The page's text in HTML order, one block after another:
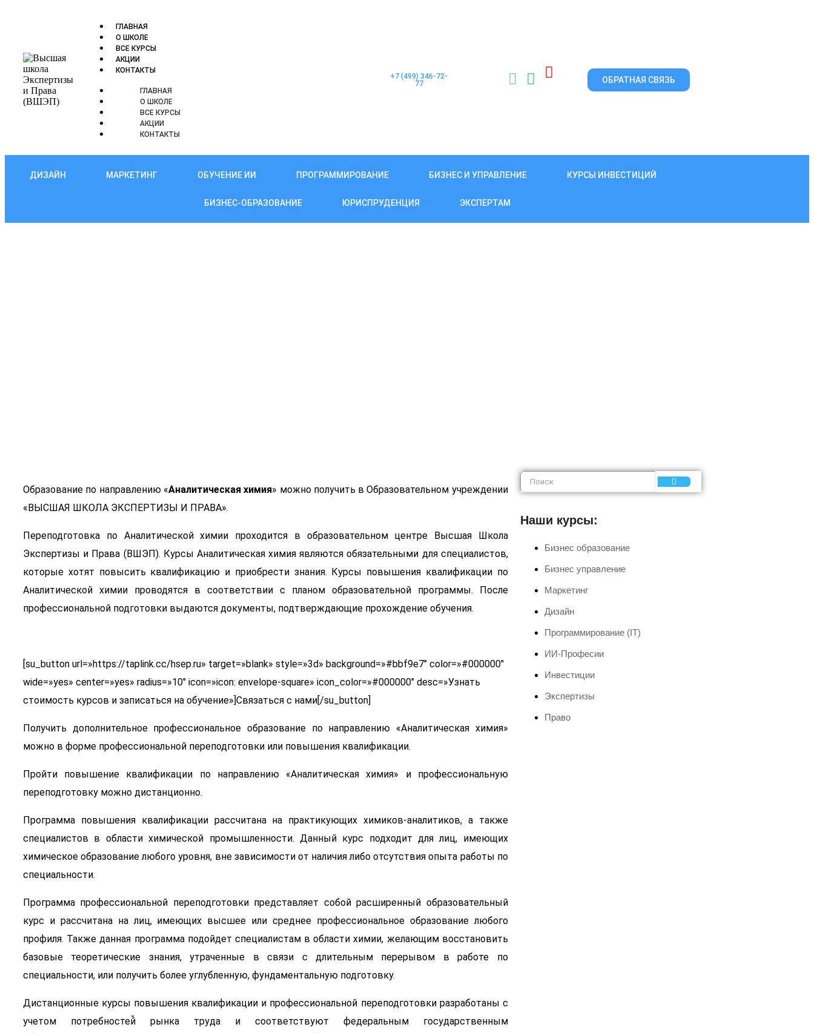
ГЛАВНАЯ
О ШКОЛЕ
ВСЕ КУРСЫ
АКЦИИ
КОНТАКТЫ
ГЛАВНАЯ
О ШКОЛЕ
ВСЕ КУРСЫ
АКЦИИ
КОНТАКТЫ
+7 (499) 346-72-
77
ОБРАТНАЯ СВЯЗЬ
ДИЗАЙН МАРКЕТИНГ ОБУЧЕНИЕ ИИ ПРОГРАММИРОВАНИЕ БИЗНЕС И УПРАВЛЕНИЕ КУРСЫ ИНВЕСТИЦИЙ
БИЗНЕС-ОБРАЗОВАНИЕ ЮРИСПРУДЕНЦИЯ ЭКСПЕРТАМ
Образование по направлению «Аналитическая химия» можно получить в Образовательном учреждении
«ВЫСШАЯ ШКОЛА ЭКСПЕРТИЗЫ И ПРАВА».
Переподготовка по Аналитической химии проходится в образовательном центре Высшая Школа
Экспертизы и Права (ВШЭП). Курсы Аналитическая химия являются обязательными для специалистов,
которые хотят повысить квалификацию и приобрести знания. Курсы повышения квалификации по
Аналитической химии проводятся в соответствии с планом образовательной программы. После
профессиональной подготовки выдаются документы, подтверждающие прохождение обучения.
[su_button url=»https://taplink.cc/hsep.ru» target=»blank» style=»3d» background=»#bbf9e7″ color=»#000000″
wide=»yes» center=»yes» radius=»10″ icon=»icon: envelope-square» icon_color=»#000000″ desc=»Узнать
стоимость курсов и записаться на обучение»]Связаться с нами[/su_button]
Получить дополнительное профессиональное образование по направлению «Аналитическая химия»
можно в форме профессиональной переподготовки или повышения квалификации.
Пройти повышение квалификации по направлению «Аналитическая химия» и профессиональную
переподготовку можно дистанционно.
Программа повышения квалификации рассчитана на практикующих химиков-аналитиков, а также
специалистов в области химической промышленности. Данный курс подходит для лиц, имеющих
химическое образование любого уровня, вне зависимости от наличия либо отсутствия опыта работы по
специальности.
Программа профессиональной переподготовки представляет собой расширенный образовательный
курс и рассчитана на лиц, имеющих высшее или среднее профессиональное образование любого
профиля. Также данная программа подойдет специалистам в области химии, желающим восстановить
базовые теоретические знания, утраченные в связи с длительным перерывом в работе по
специальности, или получить более углубленную, фундаментальную подготовку.
Дистанционные курсы повышения квалификации и профессиональной переподготовки разработаны с
учетом потребностей̆ рынка труда и соответствуют федеральным государственным
Наши курсы:
Бизнес образование
Бизнес управление
Маркетинг
Дизайн
Программирование (IT)
ИИ-Професии
Инвестиции
Экспертизы
Право